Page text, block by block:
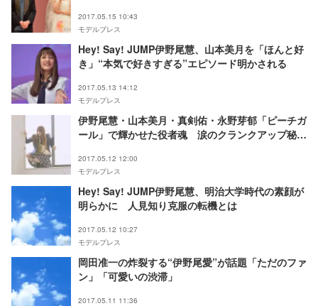
2017.05.15 10:43
モデルプレス
Hey! Say! JUMP伊野尾慧、山本美月を「ほんと好
き」“本気で好きすぎる”エピソード明かされる
2017.05.13 14:12
モデルプレス
伊野尾慧・山本美月・真剣佑・永野芽郁「ピーチガ
ール」で輝かせた役者魂 涙のクランクアップ秘話
2017.05.12 12:00
モデルプレス
Hey! Say! JUMP伊野尾慧、明治大学時代の素顔が
明らかに 人見知り克服の転機とは
2017.05.12 10:27
モデルプレス
岡田准一の炸裂する“伊野尾愛”が話題「ただのファ
ン」「可愛いの渋滞」
2017.05.11 11:36